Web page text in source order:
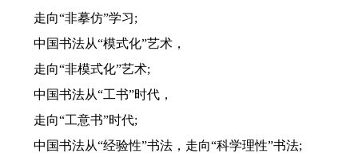
走向“非摹仿”学习;
中国书法从“模式化”艺术，
走向“非模式化”艺术;
中国书法从“工书”时代，
走向“工意书”时代;
中国书法从“经验性”书法，走向“科学理性”书法;